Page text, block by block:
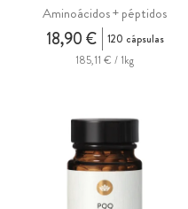
Aminoácidos + péptidos
18,90 €
120 cápsulas
185,11 € / 1kg